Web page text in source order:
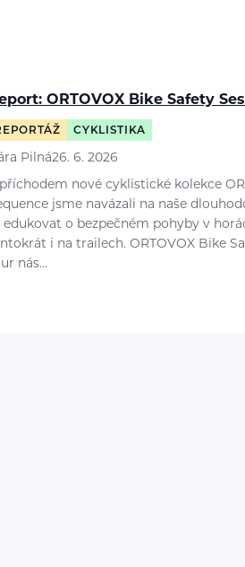
ORTOVOX Bike Safety
CYKLISTIKA
Pilná26. 6. 2026
nové cyklistické kolekce
jsme navázali na naše
o bezpečném pohyby v
i na trailech. ORTOVOX Bike
nás…